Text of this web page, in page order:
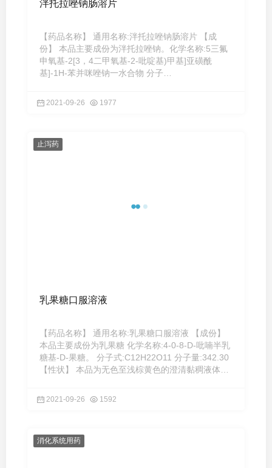
泮托拉唑钠肠溶片
【药品名称】 通用名称:泮托拉唑钠肠溶片 【成
份】 本品主要成份为泮托拉唑钠。化学名称:5三氟
申氧基-2[3，4二甲氧基-2-吡啶基)甲基]亚磺酰
基]-1H-苯并咪唑钠一水合物 分子
2021-09-26 1977
止泻药
乳果糖口服溶液
【药品名称】 通用名称:乳果糖口服溶液 【成份】
本品主要成份为乳果糖 化学名称:4-0-8-D-吡喃半乳
糖基-D-果糖。 分子式:C12H22O11 分子量:342.30
【性状】 本品为无色至浅棕黄色的澄清黏稠液体。
2021-09-26 1592
消化系统用药